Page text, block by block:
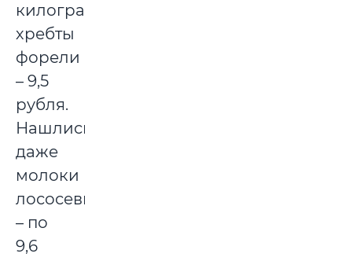
килограмм,
хребты
форели
– 9,5
рубля.
Нашлись
даже
молоки
лососевых
– по
9,6